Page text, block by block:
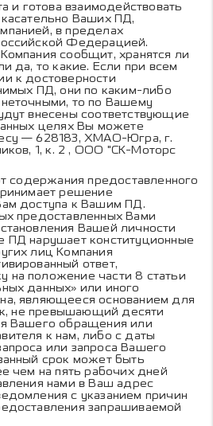
и готова взаимодействовать
Ваших ПД,
в пределах
Федерацией.
сообщит, хранятся ли
да, то какие. Если при всем
к достоверности
ПД, они по каким-либо
то по Вашему
внесены соответствующие
целях Вы можете
— 628183, ХМАО-Югра, г.
1, к. 2 , ООО "СК-Моторс
содержания предоставленного
решение
доступа к Вашим ПД.
предоставленных Вами
Вашей личности
ПД нарушает конституционные
лиц Компания
ответ,
положение части 8 статьи
данных» или иного
являющееся основанием для
не превышающий десяти
Вашего обращения или
к нам, либо с даты
или запроса Вашего
срок может быть
чем на пять рабочих дней
нами в Ваш адрес
с указанием причин
запрашиваемой